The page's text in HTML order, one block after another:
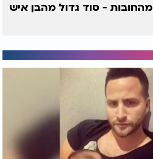
- סוד גדול מהבן איש